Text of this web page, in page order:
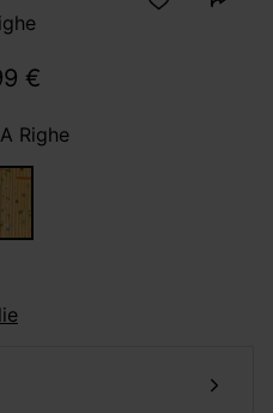
€
Righe